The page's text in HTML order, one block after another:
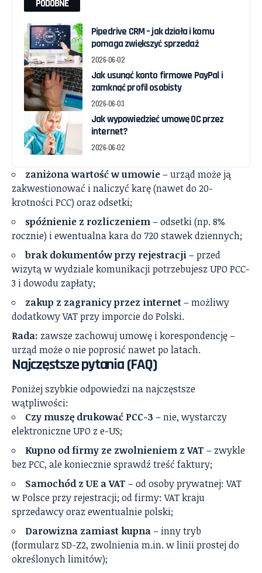
PODOBNE
Pipedrive CRM – jak działa i komu
pomaga zwiększyć sprzedaż
2026-06-02
Jak usunąć konto firmowe PayPal i
zamknąć profil osobisty
2026-06-03
Jak wypowiedzieć umowę OC przez
internet?
2026-06-02
zaniżona wartość w umowie– urząd może ją
zakwestionować i naliczyć karę (nawet do 20-
krotności PCC) oraz odsetki;
spóźnienie z rozliczeniem– odsetki (np. 8%
rocznie) i ewentualna kara do 720 stawek dziennych;
brak dokumentów przy rejestracji– przed
wizytą w wydziale komunikacji potrzebujesz UPO PCC-
3 i dowodu zapłaty;
zakup z zagranicy przez internet– możliwy
dodatkowy VAT przy imporcie do Polski.
Rada: zawsze zachowuj umowę i korespondencję –
urząd może o nie poprosić nawet po latach.
Najczęstsze pytania (FAQ)
Poniżej szybkie odpowiedzi na najczęstsze
wątpliwości:
Czy muszę drukować PCC-3 – nie, wystarczy
elektroniczne UPO z e-US;
Kupno od firmy ze zwolnieniem z VAT – zwykle
bez PCC, ale koniecznie sprawdź treść faktury;
Samochód z UE a VAT – od osoby prywatnej: VAT
w Polsce przy rejestracji; od firmy: VAT kraju
sprzedawcy oraz ewentualnie polski;
Darowizna zamiast kupna– inny tryb
(formularz SD-Z2, zwolnienia m.in. w linii prostej do
określonych limitów);